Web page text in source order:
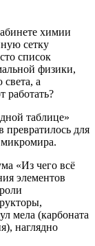
химии
сетку
список
физики,
а
работать?
таблице»
превратилось для
микромира.
«Из чего всё
элементов
мела (карбоната
наглядно